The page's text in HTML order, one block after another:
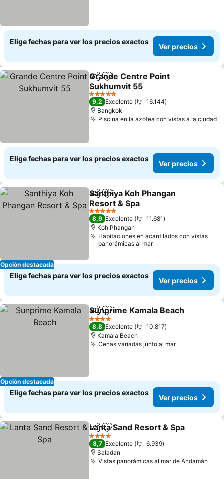
Elige fechas para ver los precios exactos
Ver precios
CompartirAgregar a favoritos
Grande Centre Point
Sukhumvit 55
Ver precios
5 Estrellas
9,2 Excelente
16.144
Bangkok
Piscina en la azotea con vistas a la ciudad
Elige fechas para ver los precios exactos
Ver precios
Opción destacada
CompartirAgregar a favoritos
Santhiya Koh Phangan
Resort & Spa
Ver precios
5 Estrellas
8,9 Excelente
11.681
Koh Phangan
Habitaciones en acantilados con vistas
panorámicas al mar
Elige fechas para ver los precios exactos
Ver precios
Opción destacada
CompartirAgregar a favoritos
Sunprime Kamala Beach
4 Estrellas
8,8 Excelente
10.817
Kamala Beach
Cenas variadas junto al marVer precios
Elige fechas para ver los precios exactos
Ver precios
CompartirAgregar a favoritos
Lanta Sand Resort & Spa
4 Estrellas
8,7 Excelente
6.939
Saladan
Vistas panorámicas al mar de Andamán